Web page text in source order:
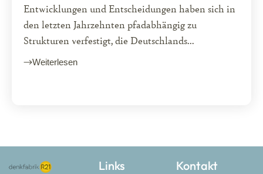
Entwicklungen und Entscheidungen haben sich in
den letzten Jahrzehnten pfadabhängig zu
Strukturen verfestigt, die Deutschlands...
Weiterlesen
Links Kontakt